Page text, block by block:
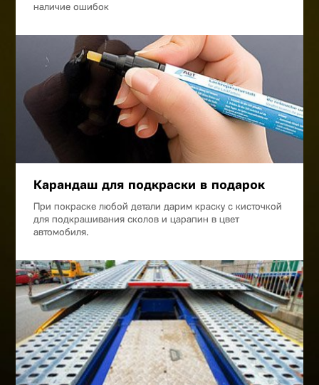
наличие ошибок
Карандаш для подкраски в подарок
При покраске любой детали дарим краску с кисточкой
для подкрашивания сколов и царапин в цвет
автомобиля.